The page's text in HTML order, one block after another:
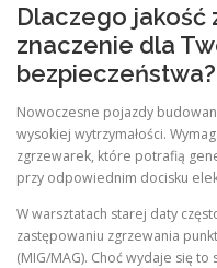
Dlaczego jakość
znaczenie dla
bezpieczeństwa?
Nowoczesne pojazdy
wysokiej wytrzymałości.
zgrzewarek, które potrafią
przy odpowiednim docisku
W warsztatach starej daty
zastępowaniu zgrzewania
(MIG/MAG). Choć wydaje się